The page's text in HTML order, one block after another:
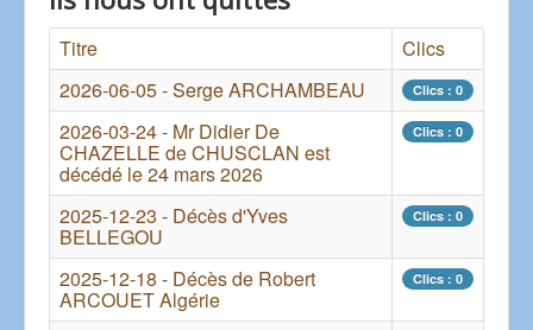
Titre
Clics
2026-06-05 - Serge ARCHAMBEAU
Clics : 0
2026-03-24 - Mr Didier De
CHAZELLE de CHUSCLAN est
décédé le 24 mars 2026
Clics : 0
2025-12-23 - Décès d'Yves
BELLEGOU
Clics : 0
2025-12-18 - Décès de Robert
ARCOUET Algérie
Clics : 0